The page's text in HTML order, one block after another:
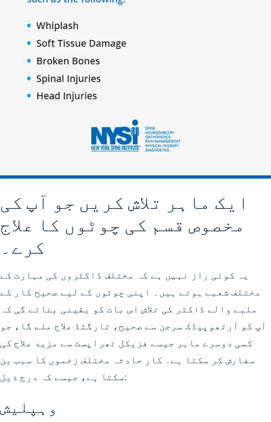
ایک ماہر تلاش کریں جو آپ کی
مخصوص قسم کی چوٹوں کا علاج
کرے۔
یہ کوئی راز نہیں ہے کہ مختلف ڈاکٹروں کی مہارت کے
مختلف شعبے ہوتے ہیں۔ اپنی چوٹوں کے لیے صحیح کار کے
ملبے والے ڈاکٹر کی تلاش اس بات کو یقینی بنائے گی کہ
آپ کو آرتھوپیڈک سرجن سے صحیح، ٹارگٹڈ علاج ملے گا، جو
کسی دوسرے ماہر جیسے فزیکل تھراپسٹ سے مزید علاج کی
سفارش کر سکتا ہے۔ کار حادثہ مختلف زخموں کا سبب بن
سکتا ہے، جیسے کہ درج ذیل:
وہپلیش